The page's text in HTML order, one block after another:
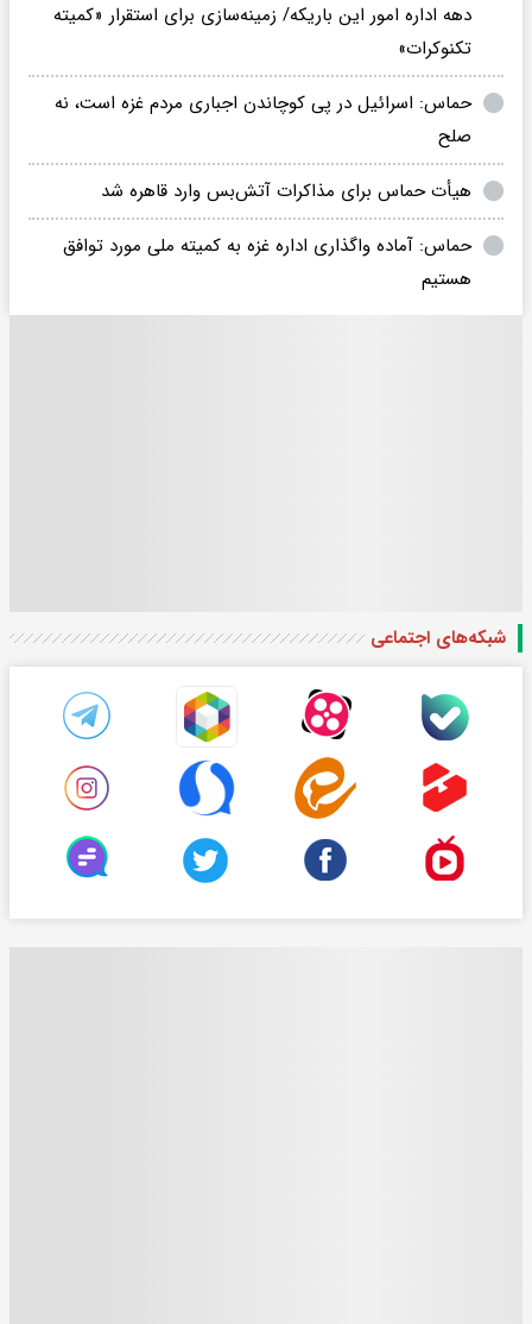
دهه اداره امور این باریکه/ زمینه‌سازی برای استقرار «کمیته
تکنوکرات»
حماس: اسرائیل در پی کوچاندن اجباری مردم غزه است، نه
صلح
هیأت حماس برای مذاکرات آتش‌بس وارد قاهره شد
حماس: آماده واگذاری اداره غزه به کمیته ملی مورد توافق
هستیم
شبکه‌های اجتماعی